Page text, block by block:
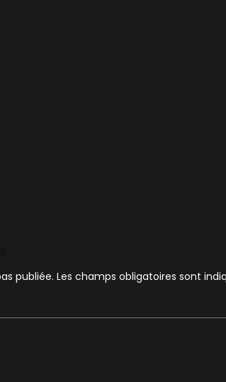
publiée. Les champs obligatoires sont